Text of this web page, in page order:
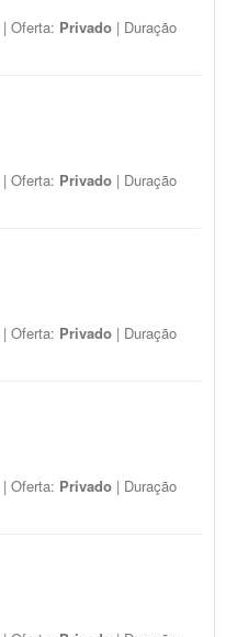
| Oferta: Privado | Duração
| Oferta: Privado | Duração
| Oferta: Privado | Duração
| Oferta: Privado | Duração